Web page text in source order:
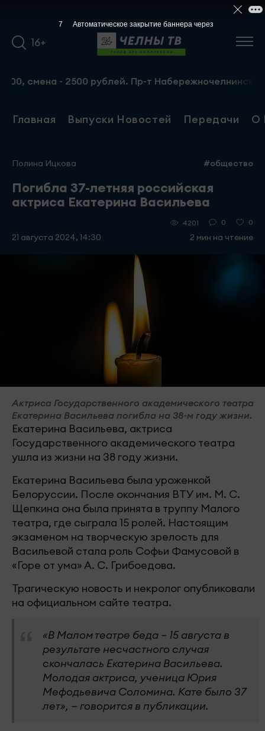
16+
- 2500 рублей. Пр-т Набережночелнинский, 13а.
Главная Выпуски Новостей Передачи О
Полина Ицкова #общество
Погибла 37-летняя российская
актриса Екатерина Васильева
21 августа 2024, 14:30
4201 0 0
2 мин на чтение
Актриса Государственного академического театра
Екатерина Васильева погибла на 38-м году жизни.
Екатерина Васильева, актриса
Государственного академического театра
ушла из жизни на 38 году жизни.
Екатерина Васильева была уроженкой
Белоруссии. После окончания ВТУ им. М. С.
Щепкина она была принята в труппу Малого
театра, где сыграла 15 ролей. Настоящим
экзаменом на творческую зрелость для
Васильевой стала роль Софьи Фамусовой в
«Горе от ума» А. С. Грибоедова.
Трагическую новость и некролог опубликовали
на официальном сайте театра.
«В Малом театре беда – 15 августа в
результате несчастного случая
скончалась Екатерина Васильева.
Молодая актриса, ученица Юрия
Мефодьевича Соломина. Кате было 37
лет», — говорится в публикации.
7 Автоматическое закрытие баннера через